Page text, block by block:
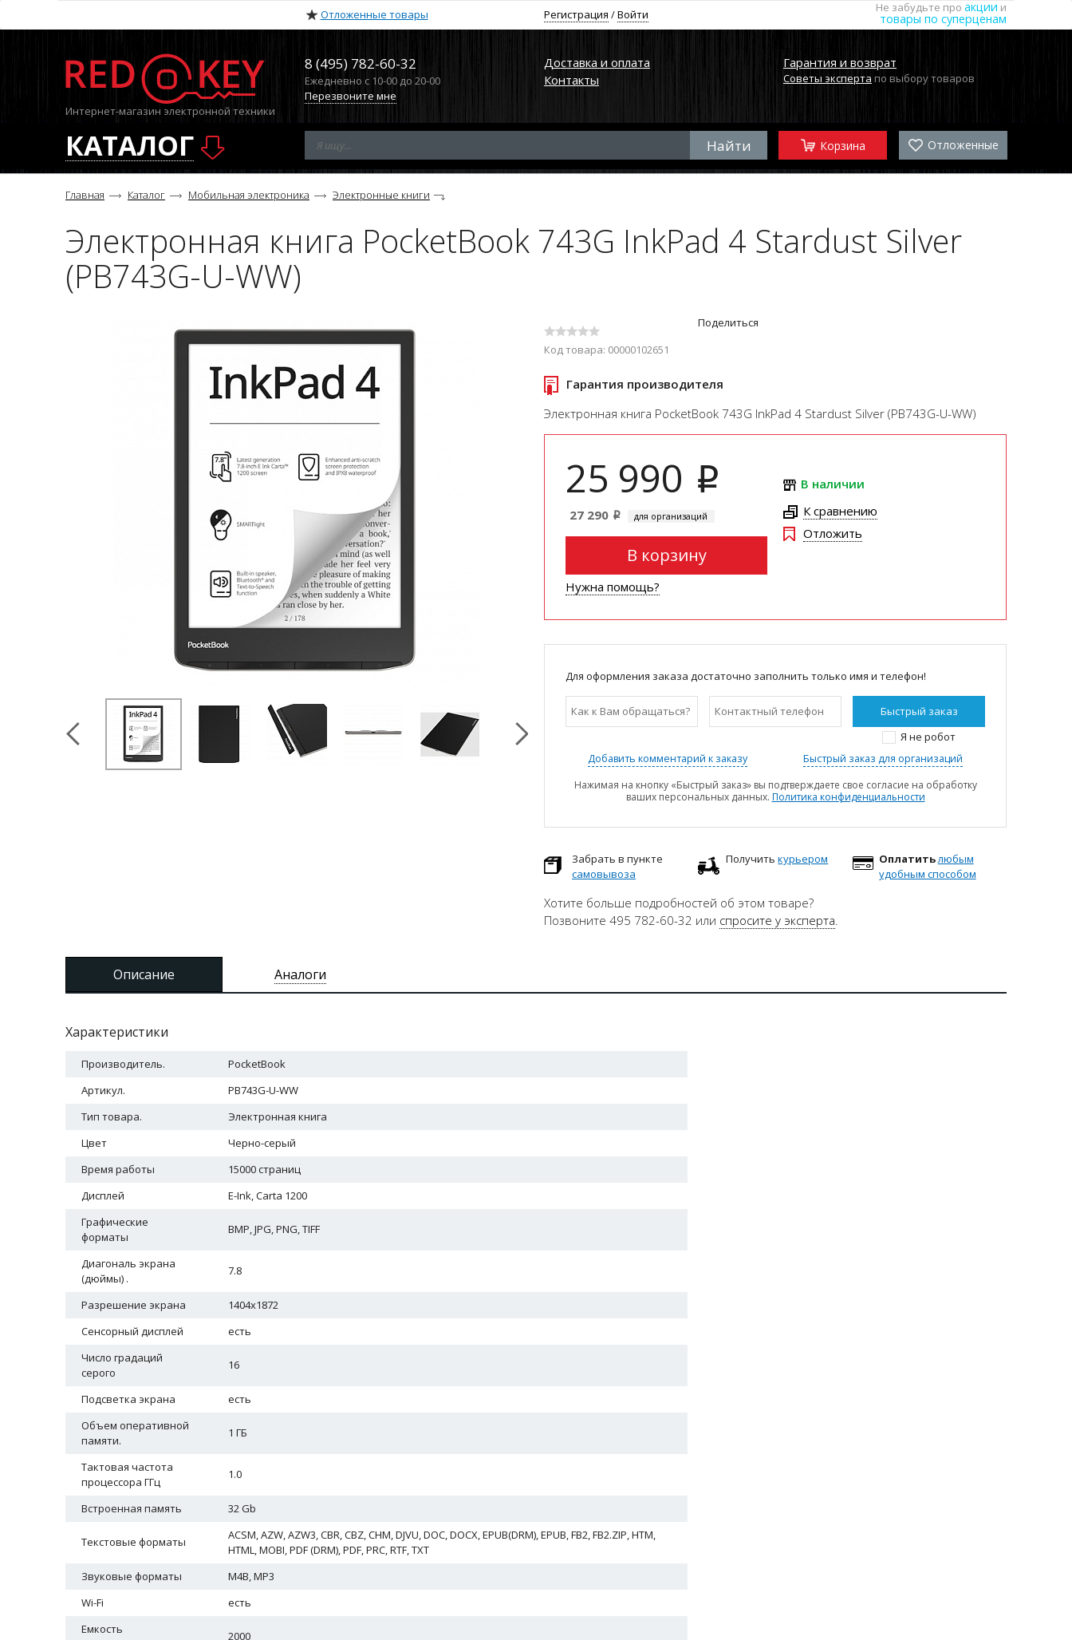
Отложенные товары Регистрация /Войти Не забудьте про акции и
товары по суперценам
Интернет-магазин электронной техники
8 (495) 782-60-32
Ежедневно с 10-00 до 20-00
Перезвоните мне
Доставка и оплата
Контакты
Гарантия и возврат
Советы эксперта по выбору товаров
КАТАЛОГ Корзина Отложенные
Главная Каталог Мобильная электроника Электронные книги
Электронная книга PocketBook 743G InkPad 4 Stardust Silver
(PB743G-U-WW)
Поделиться
Код товара: 00000102651
Гарантия производителя
Электронная книга PocketBook 743G InkPad 4 Stardust Silver (PB743G-U-WW)
25 990 i
27 290 i для организаций
В корзину
Нужна помощь?
В наличии
К сравнению
Отложить
Для оформления заказа достаточно заполнить только имя и телефон!
Я не робот
Добавить комментарий к заказу
Быстрый заказ для организаций
Нажимая на кнопку «Быстрый заказ» вы подтверждаете свое согласие на обработку
ваших персональных данных. Политика конфиденциальности
Забрать в пункте
самовывоза
Получитькурьером Оплатитьлюбым
удобным способом
Хотите больше подробностей об этом товаре?
Позвоните 495 782-60-32 или спросите у эксперта.
Описание Аналоги
Характеристики
Производитель.
PocketBook
Артикул.
PB743G-U-WW
Тип товара.
Электронная книга
Цвет
Черно-серый
Время работы
15000 страниц
Дисплей
E-Ink, Carta 1200
Графические
форматы
BMP, JPG, PNG, TIFF
Диагональ экрана
(дюймы) .
7.8
Разрешение экрана
1404х1872
Сенсорный дисплей
есть
Число градаций
серого
16
Подсветка экрана
есть
Объем оперативной
памяти.
1 ГБ
Тактовая частота
процессора ГГц
1.0
Встроенная память 32 Gb
Текстовые форматы
ACSM, AZW, AZW3, CBR, CBZ, CHM, DJVU, DOC, DOCX, EPUB(DRM), EPUB, FB2, FB2.ZIP, HTM,
HTML, MOBI, PDF (DRM), PDF, PRC, RTF, TXT
Звуковые форматы
M4B, MP3
Wi-Fi
есть
Емкость
2000